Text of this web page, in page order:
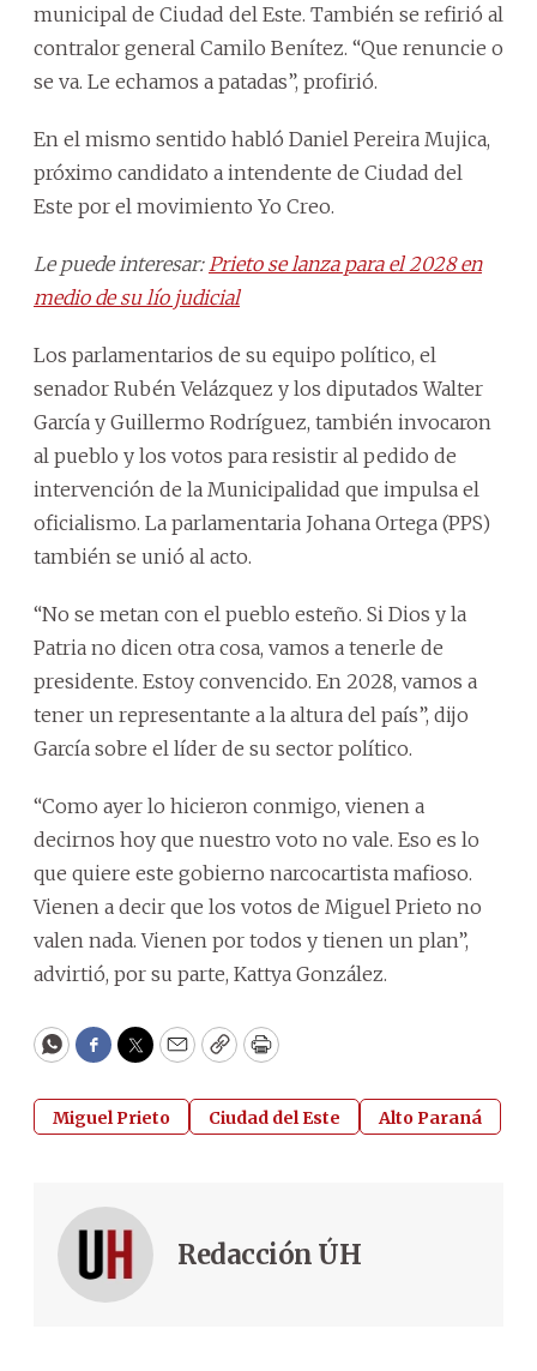
municipal de Ciudad del Este. También se refirió al
contralor general Camilo Benítez. “Que renuncie o
se va. Le echamos a patadas”, profirió.
En el mismo sentido habló Daniel Pereira Mujica,
próximo candidato a intendente de Ciudad del
Este por el movimiento Yo Creo.
Le puede interesar: Prieto se lanza para el 2028 en
medio de su lío judicial
Los parlamentarios de su equipo político, el
senador Rubén Velázquez y los diputados Walter
García y Guillermo Rodríguez, también invocaron
al pueblo y los votos para resistir al pedido de
intervención de la Municipalidad que impulsa el
oficialismo. La parlamentaria Johana Ortega (PPS)
también se unió al acto.
“No se metan con el pueblo esteño. Si Dios y la
Patria no dicen otra cosa, vamos a tenerle de
presidente. Estoy convencido. En 2028, vamos a
tener un representante a la altura del país”, dijo
García sobre el líder de su sector político.
“Como ayer lo hicieron conmigo, vienen a
decirnos hoy que nuestro voto no vale. Eso es lo
que quiere este gobierno narcocartista mafioso.
Vienen a decir que los votos de Miguel Prieto no
valen nada. Vienen por todos y tienen un plan”,
advirtió, por su parte, Kattya González.
WhatsApp
Facebook
Twitter
EmailCopyPrint
Miguel Prieto Ciudad del Este Alto Paraná
Redacción ÚH